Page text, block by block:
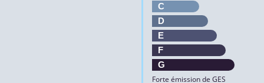
C
D
E
F
G
Forte émission de GES